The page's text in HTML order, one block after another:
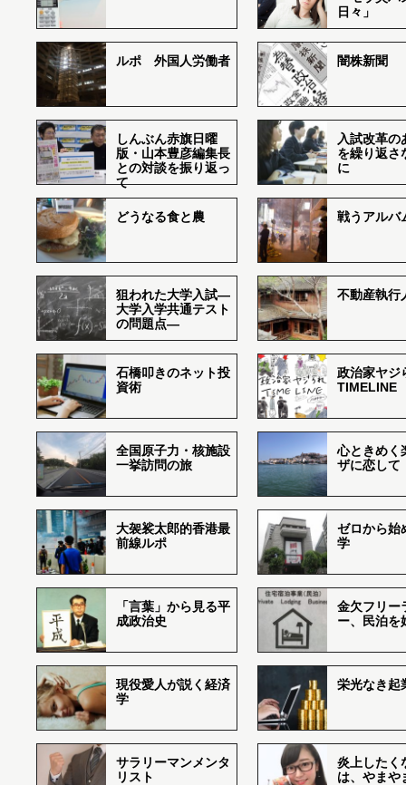
日々」
ルポ 外国人労働者 闇株新聞
しんぶん赤旗日曜
版・山本豊彦編集長
との対談を振り返っ
て
入試改革の
を繰り返さ
に
どうなる食と農 戦うアルバ
狙われた大学入試―
大学入学共通テスト
の問題点―
不動産執行
石橋叩きのネット投
資術
政治家ヤジ
TIMELINE
全国原子力・核施設
一挙訪問の旅
心ときめく
ザに恋して
大袈裟太郎的香港最
前線ルポ
ゼロから始
学
「言葉」から見る平
成政治史
金欠フリー
ー、民泊を
現役愛人が説く経済
学
栄光なき起
サラリーマンメンタ
リスト
炎上したく
は、やまや